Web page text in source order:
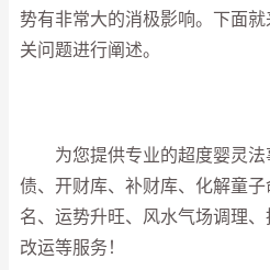
势有非常大的消极影响。下面
关问题进行阐述。
为您提供专业的超度婴灵法
债、开财库、补财库、化解童
名、运势升旺、风水气场调理
改运等服务！